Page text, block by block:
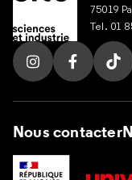
75019
Tel. 01
Suivez nous sur
Suivez
Nous contacter